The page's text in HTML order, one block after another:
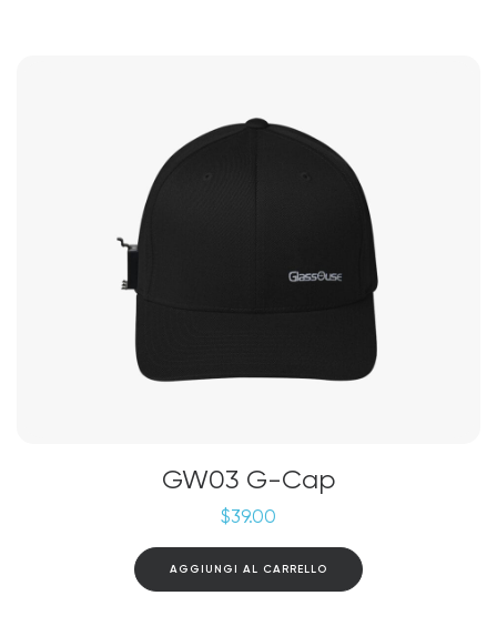
GW03 G-Cap
$39.00
AGGIUNGI AL CARRELLO